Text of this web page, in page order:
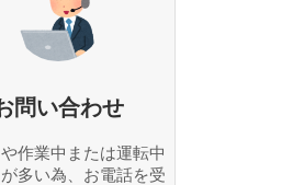
問い合わせ
作業中または運転中
多い為、お電話を受